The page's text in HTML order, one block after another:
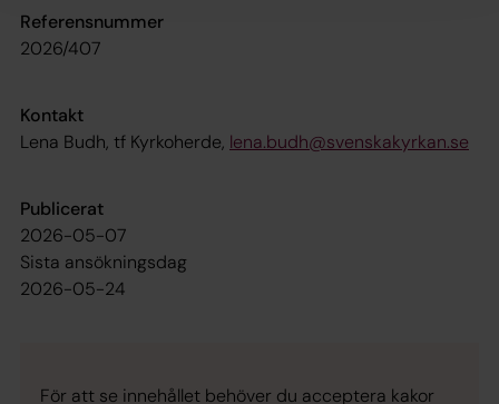
Referensnummer
2026/407
Kontakt
Lena Budh, tf Kyrkoherde, lena.budh@svenskakyrkan.se
Publicerat
2026-05-07
Sista ansökningsdag
2026-05-24
För att se innehållet behöver du acceptera kakor